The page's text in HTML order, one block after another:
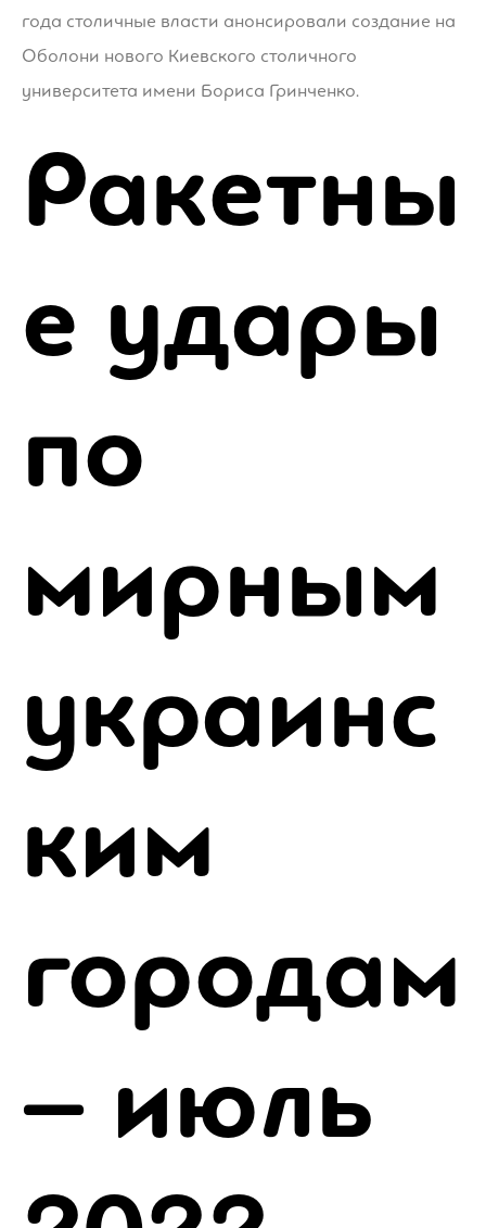
года столичные власти анонсировали создание на
Оболони нового Киевского столичного
университета имени Бориса Гринченко.
Ракетны
е удары
по
мирным
украинс
ким
городам
– июль